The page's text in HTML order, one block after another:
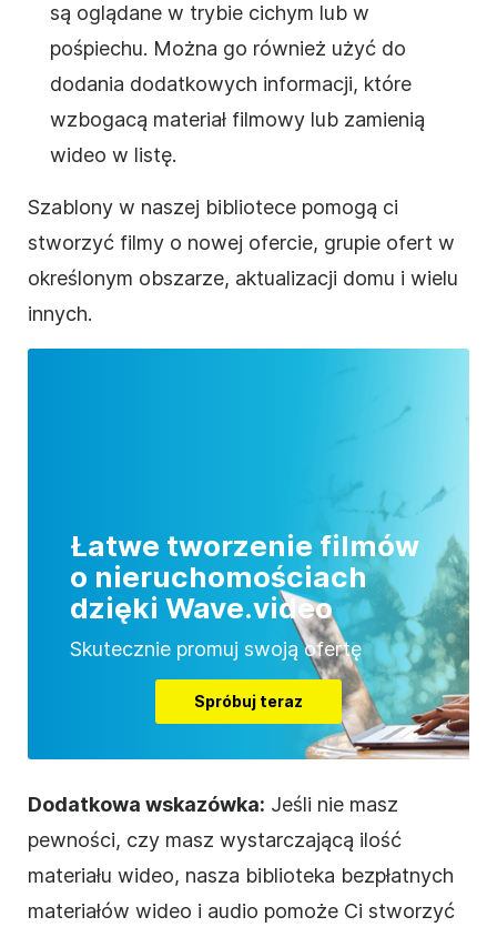
są oglądane w trybie cichym lub w
pośpiechu. Można go również użyć do
dodania dodatkowych informacji, które
wzbogacą materiał filmowy lub zamienią
wideo w listę.
Szablony w naszej bibliotece pomogą ci
stworzyć filmy o nowej ofercie, grupie ofert w
określonym obszarze, aktualizacji domu i wielu
innych.
Łatwe tworzenie filmów
o nieruchomościach
dzięki Wave.video
Skutecznie promuj swoją ofertę
Spróbuj teraz
Dodatkowa wskazówka: Jeśli nie masz
pewności, czy masz wystarczającą ilość
materiału wideo, nasza biblioteka bezpłatnych
materiałów wideo i audio pomoże Ci stworzyć